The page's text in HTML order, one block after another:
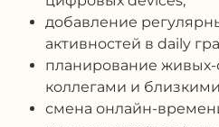
добавление
активностей в daily
планирование
коллегами и
смена онлайн-